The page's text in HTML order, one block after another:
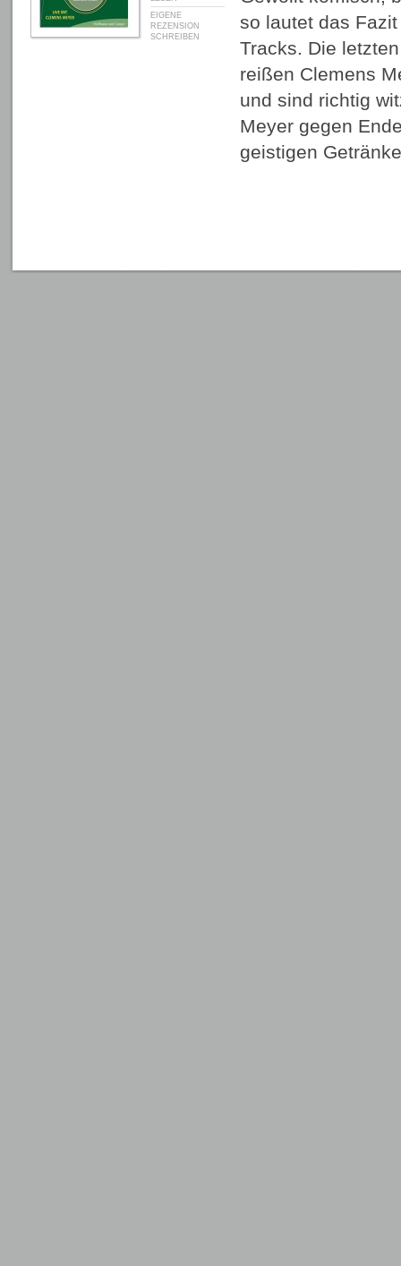
EIGENE
REZENSION
SCHREIBEN
so lautet das
Tracks. Die
reißen Clemens
und sind richtig
Meyer gegen
geistigen